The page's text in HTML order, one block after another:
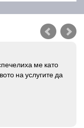
ме като
на услугите да